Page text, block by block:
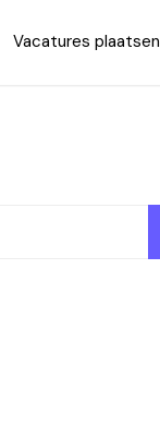
Vacatures plaatsen